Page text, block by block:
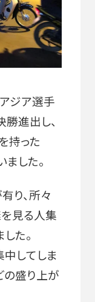
ジア選手
進出し、
持った
した。
り、所々
見る人集
た。
してしま
の盛り上が